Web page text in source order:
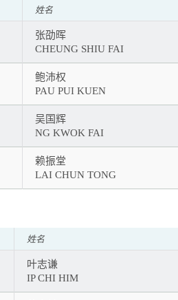
姓名
张劭晖
CHEUNG SHIU FAI
鲍沛权
PAU PUI KUEN
吴国辉
NG KWOK FAI
赖振堂
LAI CHUN TONG
姓名
叶志谦
IP CHI HIM